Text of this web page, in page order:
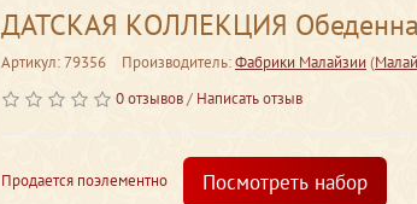
ДАТСКАЯ КОЛЛЕКЦИЯ
Артикул: 79356 Производитель:Фабрики Малайзии (
0 отзывов/ Написать отзыв
Продается поэлементно Посмотреть набор